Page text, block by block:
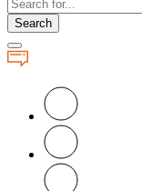
Search